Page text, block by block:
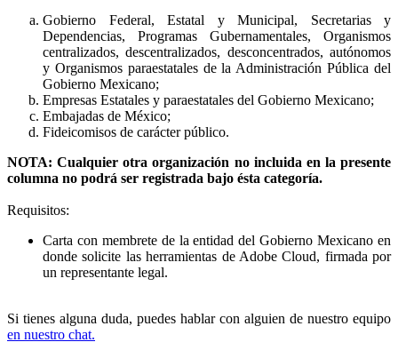
Gobierno Federal, Estatal y Municipal, Secretarias y
Dependencias, Programas Gubernamentales, Organismos
centralizados, descentralizados, desconcentrados, autónomos
y Organismos paraestatales de la Administración Pública del
Gobierno Mexicano;
Empresas Estatales y paraestatales del Gobierno Mexicano;
Embajadas de México;
Fideicomisos de carácter público.
NOTA: Cualquier otra organización no incluida en la presente
columna no podrá ser registrada bajo ésta categoría.
Requisitos:
Carta con membrete de la entidad del Gobierno Mexicano en
donde solicite las herramientas de Adobe Cloud, firmada por
un representante legal.
Si tienes alguna duda, puedes hablar con alguien de nuestro equipo
en nuestro chat.